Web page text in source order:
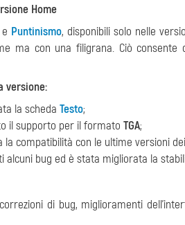
Home
e Puntinismo, disponibili solo nelle
ma con una filigrana. Ciò
versione:
la scheda Testo;
il supporto per il formato TGA;
la compatibilità con le ultime versioni
alcuni bug ed è stata migliorata la
di bug, miglioramenti